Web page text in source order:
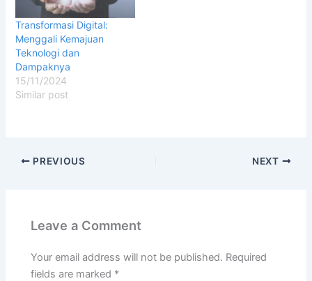
Transformasi Digital:
Menggali Kemajuan
Teknologi dan
Dampaknya
15/11/2024
Similar post
PREVIOUS NEXT
Leave a Comment
Your email address will not be published. Required
fields are marked *